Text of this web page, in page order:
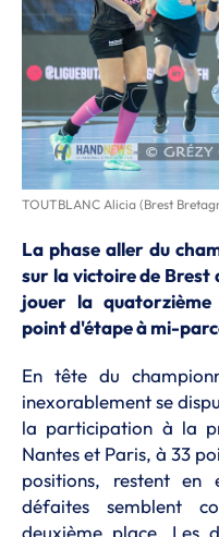
TOUTBLANC Alicia (Brest
La phase aller du
sur la victoire de Brest
jouer la
point d'étape à mi-
En tête du
inexorablement se
la participation à la
Nantes et Paris, à 33
positions, restent en
défaites semblent
deuxième place. Les